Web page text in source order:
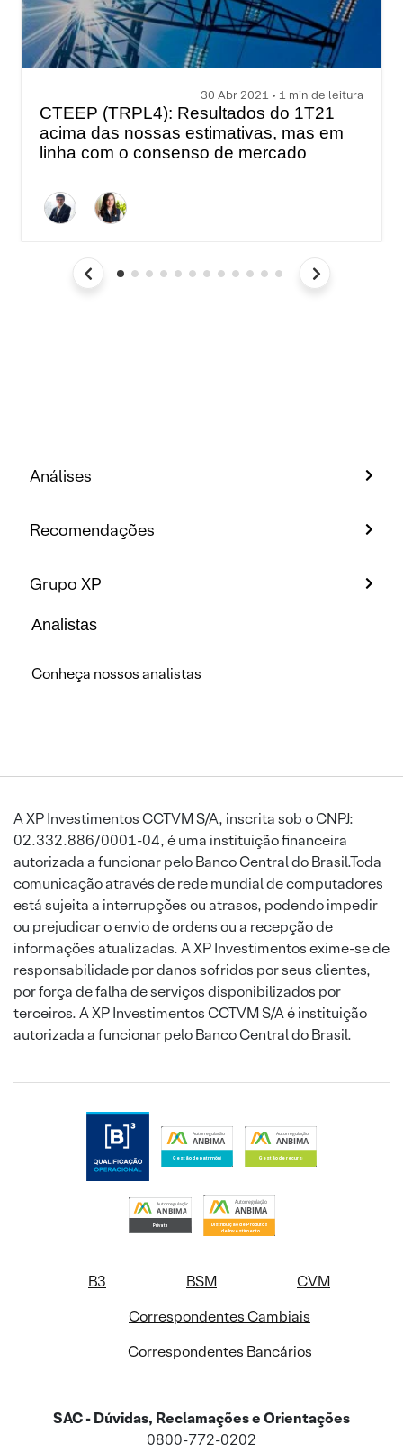
30 Abr 2021 • 1 min de leitura
CTEEP (TRPL4): Resultados do 1T21
acima das nossas estimativas, mas em
linha com o consenso de mercado
Análises
Recomendações
Grupo XP
Analistas
Conheça nossos analistas
A XP Investimentos CCTVM S/A, inscrita sob o CNPJ:
02.332.886/0001-04, é uma instituição financeira
autorizada a funcionar pelo Banco Central do Brasil.Toda
comunicação através de rede mundial de computadores
está sujeita a interrupções ou atrasos, podendo impedir
ou prejudicar o envio de ordens ou a recepção de
informações atualizadas. A XP Investimentos exime-se de
responsabilidade por danos sofridos por seus clientes,
por força de falha de serviços disponibilizados por
terceiros. A XP Investimentos CCTVM S/A é instituição
autorizada a funcionar pelo Banco Central do Brasil.
B3 BSM
CVM
Correspondentes Cambiais
Correspondentes Bancários
SAC - Dúvidas, Reclamações e Orientações
0800-772-0202